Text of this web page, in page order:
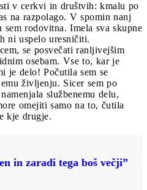
v cerkvi in društvih: kmalu po
na razpolago. V spomin nanj
rodovitna. Imela sva skupne
ni uspelo uresničiti.
se posvečati ranljivejšim
osebam. Vse to, kar je
je delo! Počutila sem se
življenju. Sicer sem po
službenemu delu,
omejiti samo na to, čutila
kje drugje.
in zaradi tega boš večji”